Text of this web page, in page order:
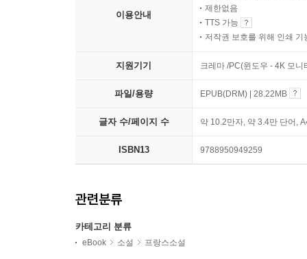
이용안내
제한없음
TTS 가능
저작권 보호를 위해 인쇄 기
지원기기 크레마 /PC(윈도우 - 4K 모
파일/용량 EPUB(DRM) | 28.22MB
글자 수/페이지 수 약 10.2만자, 약 3.4만 단어,
ISBN13 9788950949259
관련분류
카테고리 분류
eBook 소설 프랑스소설